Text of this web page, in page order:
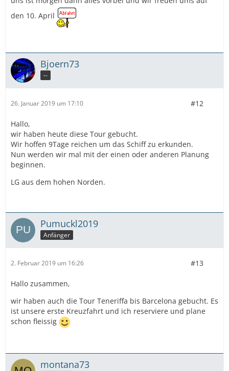
den 10. April
Bjoern73
--
26. Januar 2019 um 17:10 #12
Hallo,
wir haben heute diese Tour gebucht.
Wir hoffen 9Tage reichen um das Schiff zu erkunden.
Nun werden wir mal mit der einen oder anderen Planung
beginnen.
LG aus dem hohen Norden.
Pumuckl2019
Anfänger
2. Februar 2019 um 16:26 #13
Hallo zusammen,
wir haben auch die Tour Teneriffa bis Barcelona gebucht. Es
ist unsere erste Kreuzfahrt und ich reserviere und plane
schon fleissig
montana73